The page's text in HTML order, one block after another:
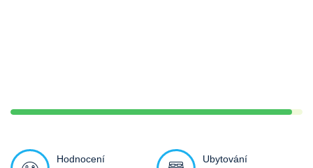
Hodnocení Ubytování